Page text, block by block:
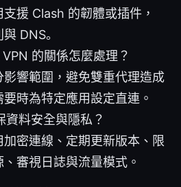
援 Clash 的韌體或插件，
DNS。
的關係怎麼處理？
響範圍，避免雙重代理造成
時為特定應用設定直連。
資料安全與隱私？
密連線、定期更新版本、限
審視日誌與流量模式。